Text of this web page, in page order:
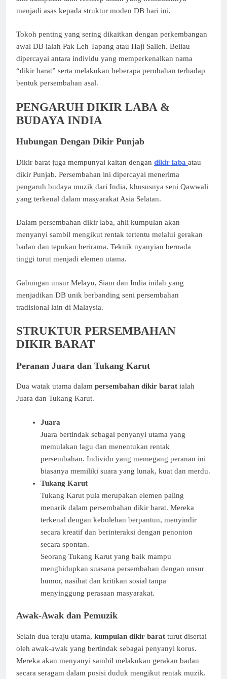
menjadi asas kepada struktur moden DB hari ini.
Tokoh penting yang sering dikaitkan dengan perkembangan
awal DB ialah Pak Leh Tapang atau Haji Salleh. Beliau
dipercayai antara individu yang memperkenalkan nama
“dikir barat” serta melakukan beberapa perubahan terhadap
bentuk persembahan asal.
PENGARUH DIKIR LABA &
BUDAYA INDIA
Hubungan Dengan Dikir Punjab
Dikir barat juga mempunyai kaitan dengan dikir laba atau
dikir Punjab. Persembahan ini dipercayai menerima
pengaruh budaya muzik dari India, khususnya seni Qawwali
yang terkenal dalam masyarakat Asia Selatan.
Dalam persembahan dikir laba, ahli kumpulan akan
menyanyi sambil mengikut rentak tertentu melalui gerakan
badan dan tepukan berirama. Teknik nyanyian bernada
tinggi turut menjadi elemen utama.
Gabungan unsur Melayu, Siam dan India inilah yang
menjadikan DB unik berbanding seni persembahan
tradisional lain di Malaysia.
STRUKTUR PERSEMBAHAN
DIKIR BARAT
Peranan Juara dan Tukang Karut
Dua watak utama dalam persembahan dikir barat ialah
Juara dan Tukang Karut.
Juara
Juara bertindak sebagai penyanyi utama yang
memulakan lagu dan menentukan rentak
persembahan. Individu yang memegang peranan ini
biasanya memiliki suara yang lunak, kuat dan merdu.
Tukang Karut
Tukang Karut pula merupakan elemen paling
menarik dalam persembahan dikir barat. Mereka
terkenal dengan kebolehan berpantun, menyindir
secara kreatif dan berinteraksi dengan penonton
secara spontan.
Seorang Tukang Karut yang baik mampu
menghidupkan suasana persembahan dengan unsur
humor, nasihat dan kritikan sosial tanpa
menyinggung perasaan masyarakat.
Awak-Awak dan Pemuzik
Selain dua teraju utama, kumpulan dikir barat turut disertai
oleh awak-awak yang bertindak sebagai penyanyi korus.
Mereka akan menyanyi sambil melakukan gerakan badan
secara seragam dalam posisi duduk mengikut rentak muzik.